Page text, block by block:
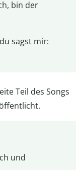
bin der
sagst mir:
Teil des Songs
und